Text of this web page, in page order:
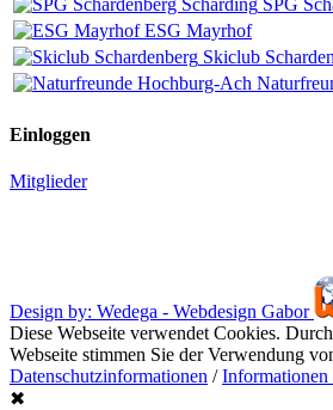
SPG
ESG Mayrhof
Skiclub
Einloggen
Mitglieder
Design by: Wedega - Webdesign Gabor
Diese Webseite verwendet Cookies.
Webseite stimmen Sie der Verwendung
Datenschutzinformationen /Informationen
✖